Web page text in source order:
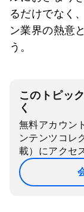
るだけでなく
ン業界の熱意
う。
このトピッ
く
無料アカウン
ンテンツコレ
載）にアクセ